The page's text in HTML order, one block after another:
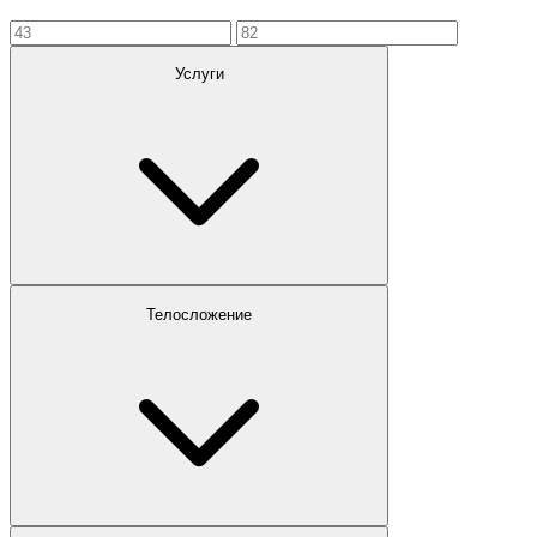
Услуги
Телосложение